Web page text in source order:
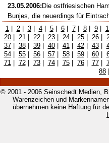
23.05.2006: Die ostfriesischen
Bunjes, die neuerdings für
1| 2| 3| 4| 5| 6| 7| 8| 9|
20| 21| 22| 23| 24| 25| 26|
37| 38| 39| 40| 41| 42| 43|
54| 55| 56| 57| 58| 59| 60|
71| 72| 73| 74| 75| 76| 77|
88
© 2001 - 2006 Seinschedt Medien,
Warenzeichen und
übernehmen keine Haftung für